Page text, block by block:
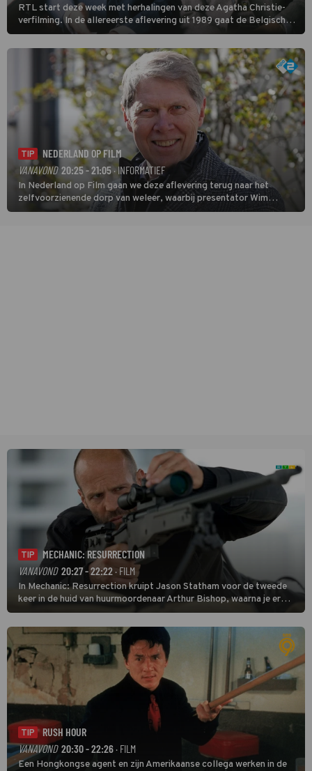
RTL start deze week met herhalingen van deze Agatha Christie-
verfilming. In de allereerste aflevering uit 1989 gaat de Belgische
speurder op zoek naar een vermiste kok. Poirot raakt al snel
verwikkeld in een moordzaak. (HH)
TIP
NEDERLAND OP FILM
VANAVOND 20:25 - 21:05· INFORMATIEF
In Nederland op Film gaan we deze aflevering terug naar het
zelfvoorzienende dorp van weleer, waarbij presentator Wim
Daniëls de kijkers meeneemt op reis door de tijd aan de hand van
TIP
MECHANIC: RESURRECTION
VANAVOND 20:27 - 22:22· FILM
In Mechanic: Resurrection kruipt Jason Statham voor de tweede
keer in de huid van huurmoordenaar Arthur Bishop, waarna je er
donder op kunt zeggen dat er van Bishops geplande pensioen niet
veel terechtkomt.
TIP
RUSH HOUR
VANAVOND 20:30 - 22:26 · FILM
Een Hongkongse agent en zijn Amerikaanse collega werken in de